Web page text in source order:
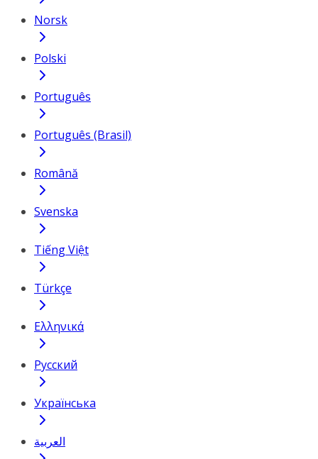
Norsk
Polski
Português
Português (Brasil)
Română
Svenska
Tiếng Việt
Türkçe
Ελληνικά
Русский
Українська
العربية